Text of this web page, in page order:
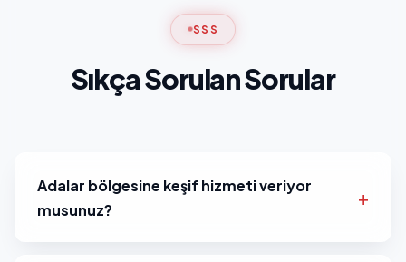
SSS
Sıkça Sorulan Sorular
Adalar bölgesine keşif hizmeti veriyor
musunuz?